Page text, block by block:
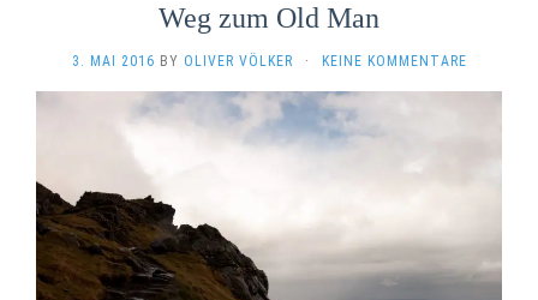
Weg zum Old Man
3. MAI 2016 BY OLIVER VÖLKER · KEINE KOMMENTARE